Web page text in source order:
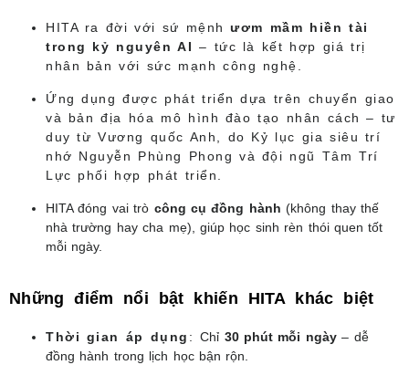
HITA ra đời với sứ mệnhươm mầm hiền tài
trong kỷ nguyên AI – tức là kết hợp giá trị
nhân bản với sức mạnh công nghệ.
Ứng dụng được phát triển dựa trên chuyển giao
và bản địa hóa mô hình đào tạo nhân cách – tư
duy từ Vương quốc Anh, do Kỷ lục gia siêu trí
nhớ Nguyễn Phùng Phong và đội ngũ Tâm Trí
Lực phối hợp phát triển.
HITA đóng vai trò công cụ đồng hành (không thay thế
nhà trường hay cha mẹ), giúp học sinh rèn thói quen tốt
mỗi ngày.
Những điểm nổi bật khiến HITA khác biệt
Thời gian áp dụng :Chỉ 30 phút mỗi ngày– dễ
đồng hành trong lịch học bận rộn.